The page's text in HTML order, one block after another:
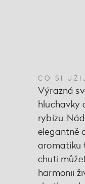
CO SI
Výrazná
hluchavky
rybízu.
elegantně
aromatiku
chuti
harmonii